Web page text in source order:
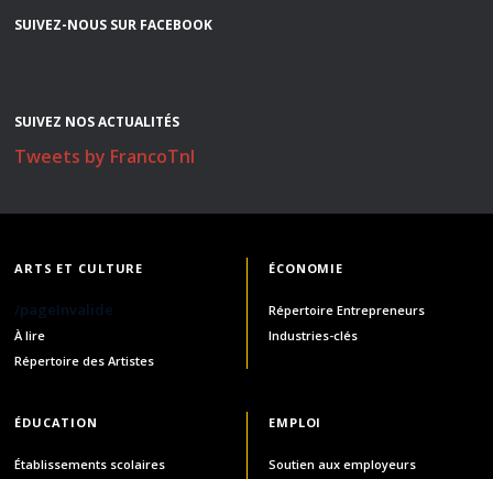
SUIVEZ-NOUS SUR FACEBOOK
SUIVEZ NOS ACTUALITÉS
Tweets by FrancoTnl
ARTS ET CULTURE
/pageInvalide
À lire
Répertoire des Artistes
ÉCONOMIE
Répertoire Entrepreneurs
Industries-clés
ÉDUCATION
Établissements scolaires
EMPLOI
Soutien aux employeurs